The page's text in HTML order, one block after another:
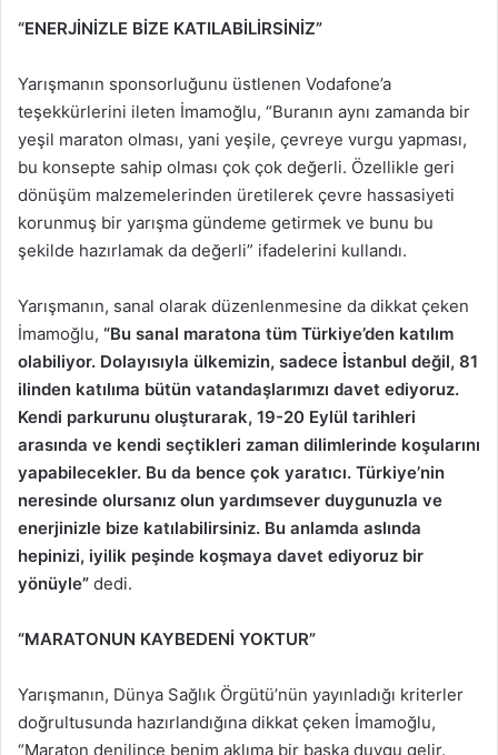
“ENERJİNİZLE BİZE KATILABİLİRSİNİZ”
Yarışmanın sponsorluğunu üstlenen Vodafone’a
teşekkürlerini ileten İmamoğlu, “Buranın aynı zamanda bir
yeşil maraton olması, yani yeşile, çevreye vurgu yapması,
bu konsepte sahip olması çok çok değerli. Özellikle geri
dönüşüm malzemelerinden üretilerek çevre hassasiyeti
korunmuş bir yarışma gündeme getirmek ve bunu bu
şekilde hazırlamak da değerli” ifadelerini kullandı.
Yarışmanın, sanal olarak düzenlenmesine da dikkat çeken
İmamoğlu, “Bu sanal maratona tüm Türkiye’den katılım
olabiliyor. Dolayısıyla ülkemizin, sadece İstanbul değil, 81
ilinden katılıma bütün vatandaşlarımızı davet ediyoruz.
Kendi parkurunu oluşturarak, 19-20 Eylül tarihleri
arasında ve kendi seçtikleri zaman dilimlerinde koşularını
yapabilecekler. Bu da bence çok yaratıcı. Türkiye’nin
neresinde olursanız olun yardımsever duygunuzla ve
enerjinizle bize katılabilirsiniz. Bu anlamda aslında
hepinizi, iyilik peşinde koşmaya davet ediyoruz bir
yönüyle” dedi.
“MARATONUN KAYBEDENİ YOKTUR”
Yarışmanın, Dünya Sağlık Örgütü’nün yayınladığı kriterler
doğrultusunda hazırlandığına dikkat çeken İmamoğlu,
“Maraton denilince benim aklıma bir başka duygu gelir.